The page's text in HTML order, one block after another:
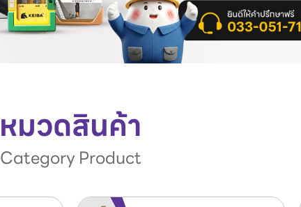
หมวดสินค้า
Category Product